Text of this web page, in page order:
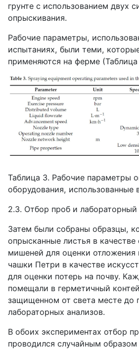
грунте с использованием двух
опрыскивания.
Рабочие параметры,
испытаниях, были теми,
применяются на ферме (Таблица
Таблица 3. Рабочие параметры
оборудования, использованные
2.3. Отбор проб и лабораторный
Затем были собраны образцы,
опрысканные листья в качестве
мишеней для оценки отложения
чашки Петри в качестве
для оценки потерь на почву.
помещали в герметичный
защищенном от света месте до
лабораторных анализов.
В обоих экспериментах отбор
проводился случайным образом